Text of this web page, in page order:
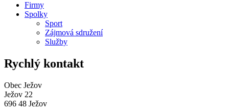
Firmy
Spolky
Sport
Zájmová sdružení
Služby
Rychlý kontakt
Obec Ježov
Ježov 22
696 48 Ježov